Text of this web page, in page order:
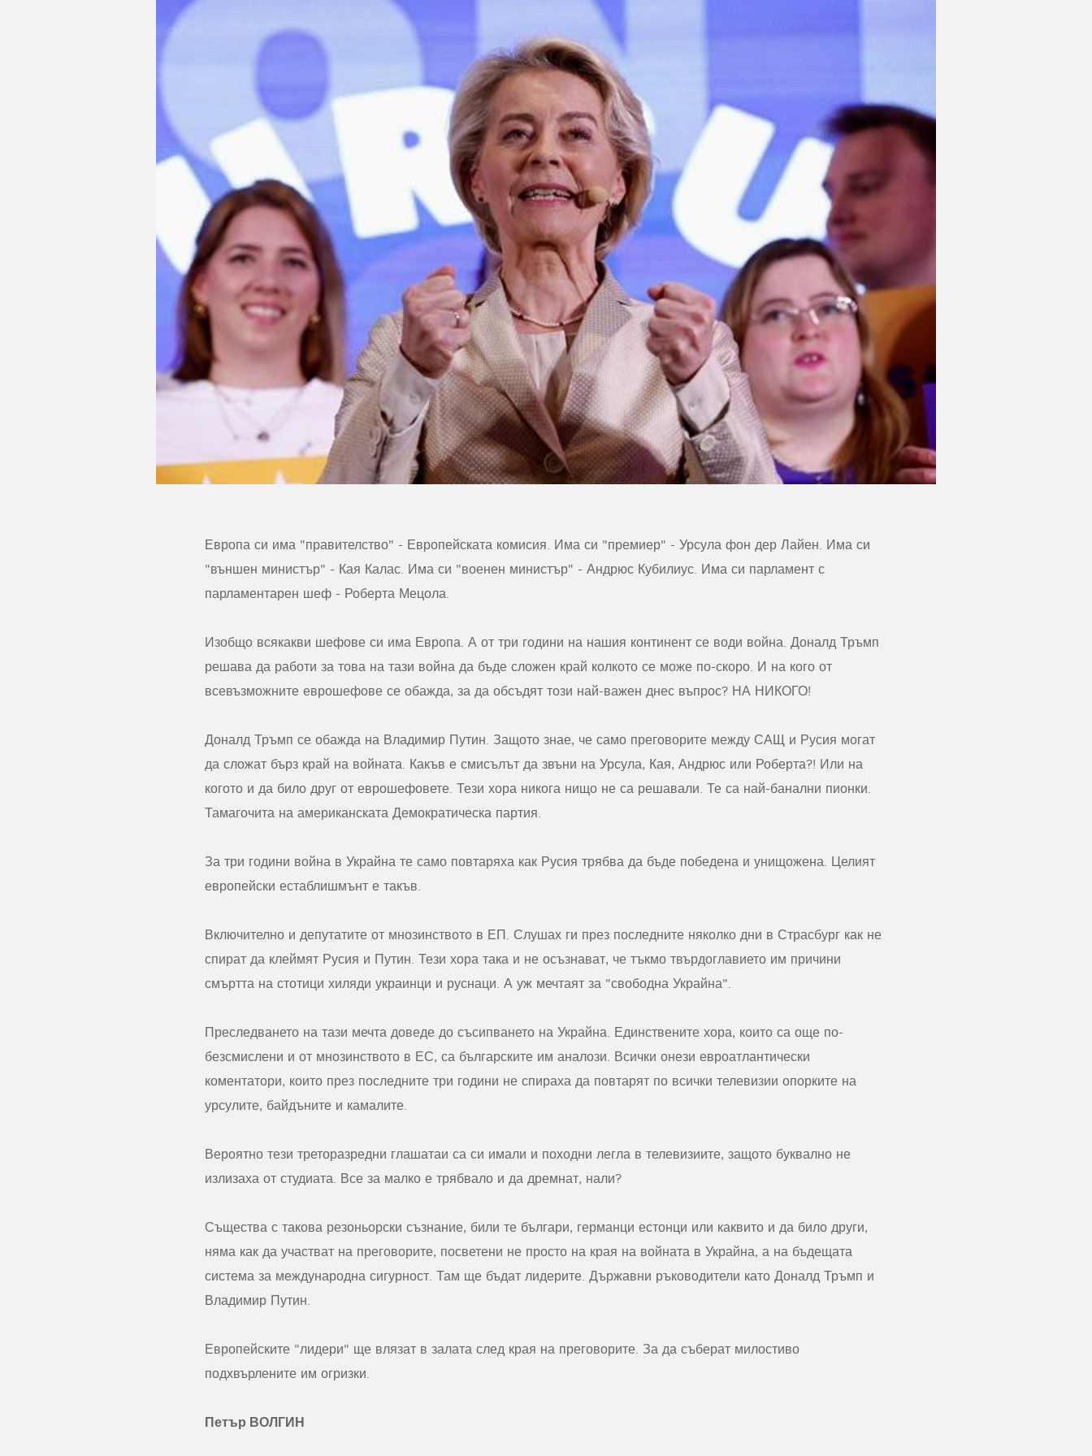
Европа си има "правителство" - Европейската комисия. Има си "премиер" - Урсула фон дер Лайен. Има си
"външен министър" - Кая Калас. Има си "военен министър" - Андрюс Кубилиус. Има си парламент с
парламентарен шеф - Роберта Мецола.
Изобщо всякакви шефове си има Европа. А от три години на нашия континент се води война. Доналд Тръмп
решава да работи за това на тази война да бъде сложен край колкото се може по-скоро. И на кого от
всевъзможните еврошефове се обажда, за да обсъдят този най-важен днес въпрос? НА НИКОГО!
Доналд Тръмп се обажда на Владимир Путин. Защото знае, че само преговорите между САЩ и Русия могат
да сложат бърз край на войната. Какъв е смисълът да звъни на Урсула, Кая, Андрюс или Роберта?! Или на
когото и да било друг от еврошефовете. Тези хора никога нищо не са решавали. Те са най-банални пионки.
Тамагочита на американската Демократическа партия.
За три години война в Украйна те само повтаряха как Русия трябва да бъде победена и унищожена. Целият
европейски естаблишмънт е такъв.
Включително и депутатите от мнозинството в ЕП. Слушах ги през последните няколко дни в Страсбург как не
спират да клеймят Русия и Путин. Тези хора така и не осъзнават, че тъкмо твърдоглавието им причини
смъртта на стотици хиляди украинци и руснаци. А уж мечтаят за "свободна Украйна".
Преследването на тази мечта доведе до съсипването на Украйна. Единствените хора, които са още по-
безсмислени и от мнозинството в ЕС, са българските им аналози. Всички онези евроатлантически
коментатори, които през последните три години не спираха да повтарят по всички телевизии опорките на
урсулите, байдъните и камалите.
Вероятно тези треторазредни глашатаи са си имали и походни легла в телевизиите, защото буквално не
излизаха от студиата. Все за малко е трябвало и да дремнат, нали?
Същества с такова резоньорски съзнание, били те българи, германци естонци или каквито и да било други,
няма как да участват на преговорите, посветени не просто на края на войната в Украйна, а на бъдещата
система за международна сигурност. Там ще бъдат лидерите. Държавни ръководители като Доналд Тръмп и
Владимир Путин.
Европейските "лидери" ще влязат в залата след края на преговорите. За да съберат милостиво
подхвърлените им огризки.
Петър ВОЛГИН